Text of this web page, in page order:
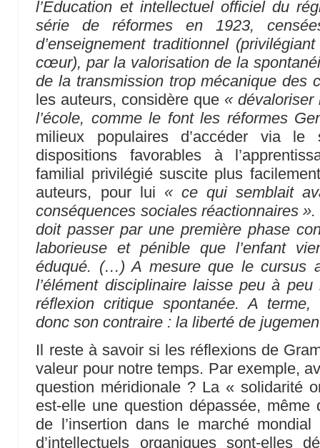
l’Education et intellectuel officiel du
série de réformes en 1923,
d’enseignement traditionnel
cœur), par la valorisation de la
de la transmission trop mécanique des
les auteurs, considère que «
l’école, comme le font les réformes
milieux populaires d’accéder via
dispositions favorables à
familial privilégié suscite plus
auteurs, pour lui « ce qui semblait
conséquences sociales réactionnaires ».
doit passer par une première phase
laborieuse et pénible que l’enfant
éduqué. (…) A mesure que le cursus
l’élément disciplinaire laisse peu à
réflexion critique spontanée. A terme,
donc son contraire : la liberté de
Il reste à savoir si les réflexions de
valeur pour notre temps. Par exemple,
question méridionale ? La « solidarité
est-elle une question dépassée, même
de l’insertion dans le marché
d’intellectuels organiques sont-elles